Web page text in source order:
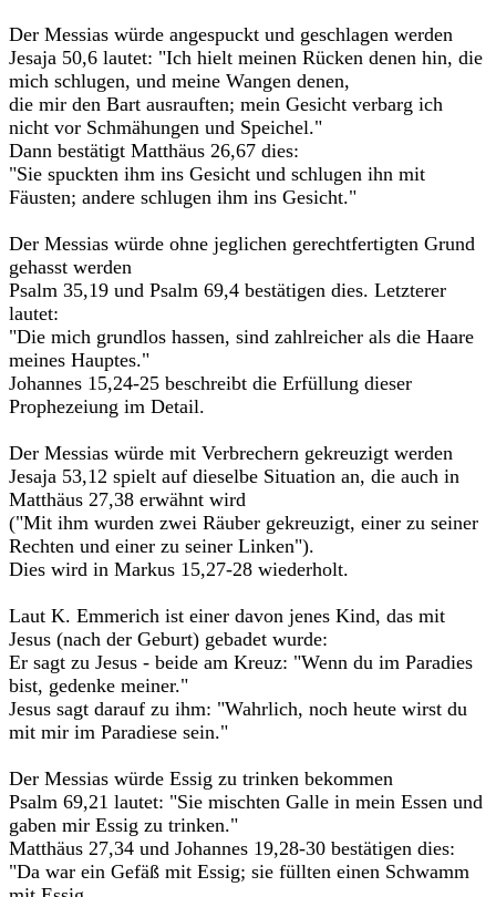
Der Messias würde angespuckt und geschlagen werden
Jesaja 50,6 lautet: "Ich hielt meinen Rücken denen hin, die
mich schlugen, und meine Wangen denen,
die mir den Bart ausrauften; mein Gesicht verbarg ich
nicht vor Schmähungen und Speichel."
Dann bestätigt Matthäus 26,67 dies:
"Sie spuckten ihm ins Gesicht und schlugen ihn mit
Fäusten; andere schlugen ihm ins Gesicht."
Der Messias würde ohne jeglichen gerechtfertigten Grund
gehasst werden
Psalm 35,19 und Psalm 69,4 bestätigen dies. Letzterer
lautet:
"Die mich grundlos hassen, sind zahlreicher als die Haare
meines Hauptes."
Johannes 15,24-25 beschreibt die Erfüllung dieser
Prophezeiung im Detail.
Der Messias würde mit Verbrechern gekreuzigt werden
Jesaja 53,12 spielt auf dieselbe Situation an, die auch in
Matthäus 27,38 erwähnt wird
("Mit ihm wurden zwei Räuber gekreuzigt, einer zu seiner
Rechten und einer zu seiner Linken").
Dies wird in Markus 15,27-28 wiederholt.
Laut K. Emmerich ist einer davon jenes Kind, das mit
Jesus (nach der Geburt) gebadet wurde:
Er sagt zu Jesus - beide am Kreuz: "Wenn du im Paradies
bist, gedenke meiner."
Jesus sagt darauf zu ihm: "Wahrlich, noch heute wirst du
mit mir im Paradiese sein."
Der Messias würde Essig zu trinken bekommen
Psalm 69,21 lautet: "Sie mischten Galle in mein Essen und
gaben mir Essig zu trinken."
Matthäus 27,34 und Johannes 19,28-30 bestätigen dies:
"Da war ein Gefäß mit Essig; sie füllten einen Schwamm